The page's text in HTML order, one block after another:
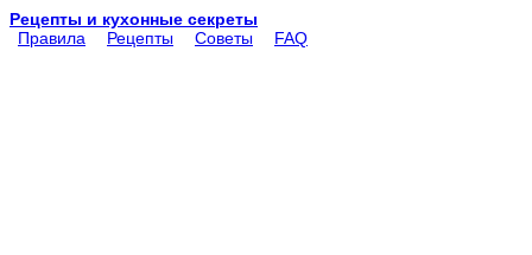
Рецепты и кухонные секреты
Правила
Рецепты Советы FAQ